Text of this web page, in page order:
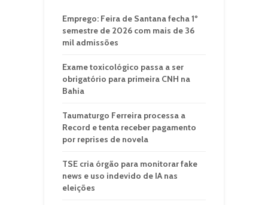
Emprego: Feira de Santana fecha 1º
semestre de 2026 com mais de 36
mil admissões
Exame toxicológico passa a ser
obrigatório para primeira CNH na
Bahia
Taumaturgo Ferreira processa a
Record e tenta receber pagamento
por reprises de novela
TSE cria órgão para monitorar fake
news e uso indevido de IA nas
eleições